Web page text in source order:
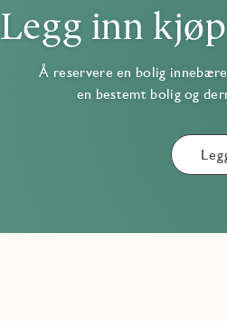
Legg inn
Å reservere en bolig
en bestemt bolig og